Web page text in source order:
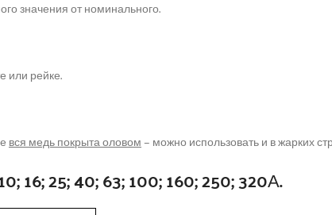
значения от номинального.
или рейке.
вся медь покрыта оловом– можно использовать и в жарких
16; 25; 40; 63; 100; 160; 250; 320А.